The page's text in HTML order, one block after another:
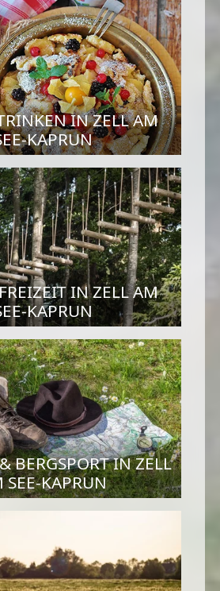
IN ZELL AM
KAPRUN
IN ZELL AM
KAPRUN
BERGSPORT IN ZELL
SEE-KAPRUN